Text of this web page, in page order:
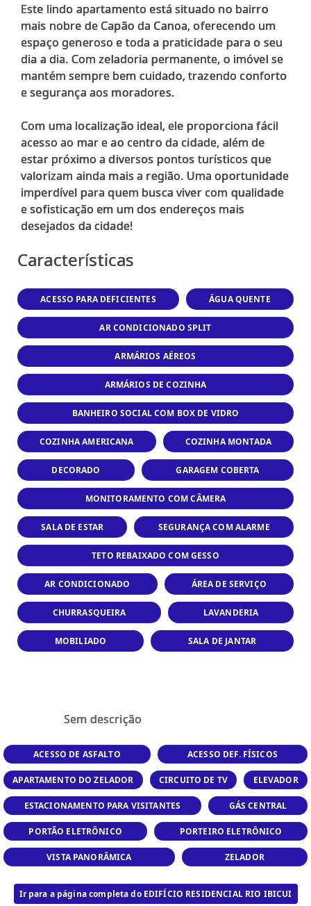
Este lindo apartamento está situado no bairro
mais nobre de Capão da Canoa, oferecendo um
espaço generoso e toda a praticidade para o seu
dia a dia. Com zeladoria permanente, o imóvel se
mantém sempre bem cuidado, trazendo conforto
e segurança aos moradores.
Com uma localização ideal, ele proporciona fácil
acesso ao mar e ao centro da cidade, além de
estar próximo a diversos pontos turísticos que
valorizam ainda mais a região. Uma oportunidade
imperdível para quem busca viver com qualidade
e sofisticação em um dos endereços mais
Características
ACESSO PARA DEFICIENTES ÁGUA QUENTE
AR CONDICIONADO SPLIT
ARMÁRIOS AÉREOS
ARMÁRIOS DE COZINHA
BANHEIRO SOCIAL COM BOX DE VIDRO
COZINHA AMERICANA COZINHA MONTADA
DECORADO GARAGEM COBERTA
MONITORAMENTO COM CÂMERA
SALA DE ESTAR SEGURANÇA COM ALARME
TETO REBAIXADO COM GESSO
AR CONDICIONADO ÁREA DE SERVIÇO
CHURRASQUEIRA LAVANDERIA
MOBILIADO SALA DE JANTAR
Sem descrição
ACESSO DE ASFALTO ACESSO DEF. FÍSICOS
APARTAMENTO DO ZELADOR CIRCUITO DE TV ELEVADOR
ESTACIONAMENTO PARA VISITANTES GÁS CENTRAL
PORTÃO ELETRÔNICO PORTEIRO ELETRÔNICO
VISTA PANORÂMICA ZELADOR
Ir para a página completa do EDIFÍCIO RESIDENCIAL RIO IBICUI